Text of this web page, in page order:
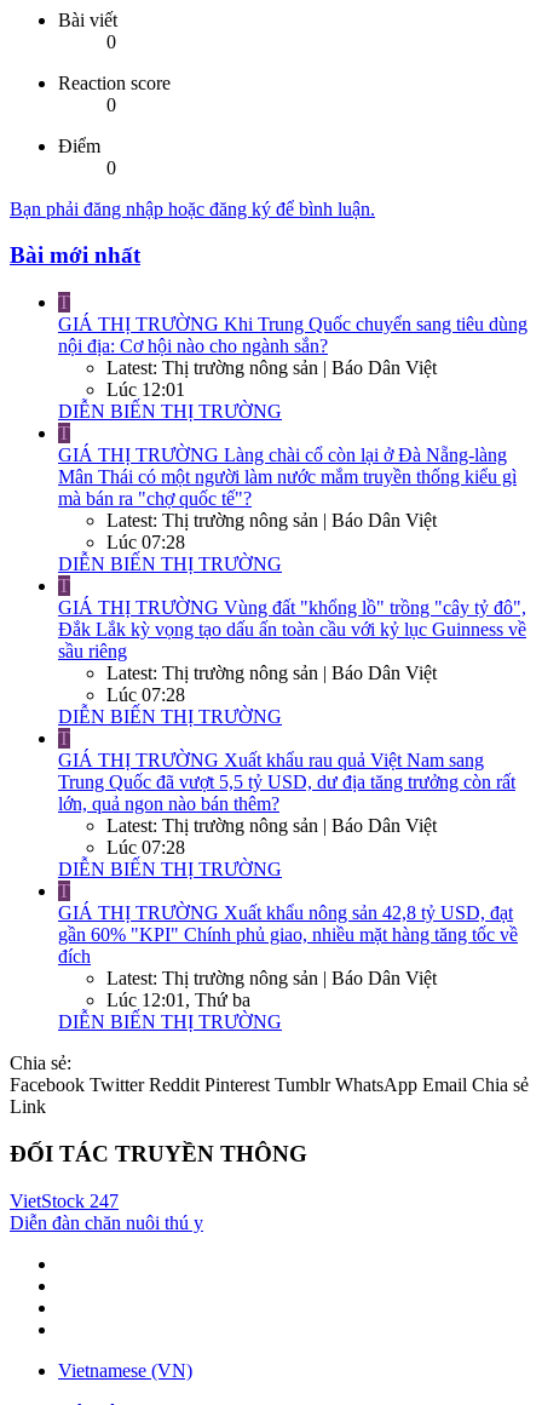
Bài viết
0
Reaction score
0
Điểm
0
Bạn phải đăng nhập hoặc đăng ký để bình luận.
Bài mới nhất
T
GIÁ THỊ TRƯỜNG Khi Trung Quốc chuyển sang tiêu dùng
nội địa: Cơ hội nào cho ngành sắn?
Latest: Thị trường nông sản | Báo Dân Việt
Lúc 12:01
DIỄN BIẾN THỊ TRƯỜNG
T
GIÁ THỊ TRƯỜNG Làng chài cổ còn lại ở Đà Nẵng-làng
Mân Thái có một người làm nước mắm truyền thống kiểu gì
mà bán ra "chợ quốc tế"?
Latest: Thị trường nông sản | Báo Dân Việt
Lúc 07:28
DIỄN BIẾN THỊ TRƯỜNG
T
GIÁ THỊ TRƯỜNG Vùng đất "khổng lồ" trồng "cây tỷ đô",
Đắk Lắk kỳ vọng tạo dấu ấn toàn cầu với kỷ lục Guinness về
sầu riêng
Latest: Thị trường nông sản | Báo Dân Việt
Lúc 07:28
DIỄN BIẾN THỊ TRƯỜNG
T
GIÁ THỊ TRƯỜNG Xuất khẩu rau quả Việt Nam sang
Trung Quốc đã vượt 5,5 tỷ USD, dư địa tăng trưởng còn rất
lớn, quả ngon nào bán thêm?
Latest: Thị trường nông sản | Báo Dân Việt
Lúc 07:28
DIỄN BIẾN THỊ TRƯỜNG
T
GIÁ THỊ TRƯỜNG Xuất khẩu nông sản 42,8 tỷ USD, đạt
gần 60% "KPI" Chính phủ giao, nhiều mặt hàng tăng tốc về
đích
Latest: Thị trường nông sản | Báo Dân Việt
Lúc 12:01, Thứ ba
DIỄN BIẾN THỊ TRƯỜNG
Chia sẻ:
Facebook Twitter Reddit Pinterest Tumblr WhatsApp Email Chia sẻ
Link
ĐỐI TÁC TRUYỀN THÔNG
VietStock 247
Diễn đàn chăn nuôi thú y
Vietnamese (VN)